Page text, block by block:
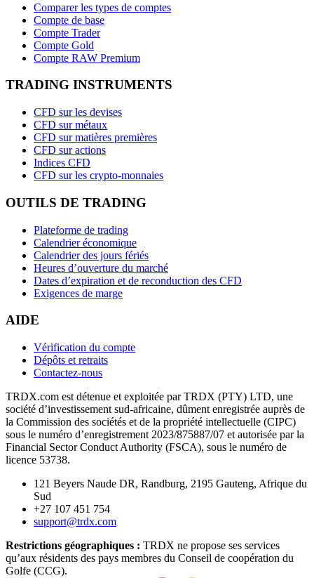
Comparer les types de comptes
Compte de base
Compte Trader
Compte Gold
Compte RAW Premium
TRADING INSTRUMENTS
CFD sur les devises
CFD sur métaux
CFD sur matières premières
CFD sur actions
Indices CFD
CFD sur les crypto-monnaies
OUTILS DE TRADING
Plateforme de trading
Calendrier économique
Calendrier des jours fériés
Heures d’ouverture du marché
Dates d’expiration et de reconduction des CFD
Exigences de marge
AIDE
Vérification du compte
Dépôts et retraits
Contactez-nous
TRDX.com est détenue et exploitée par TRDX (PTY) LTD, une
société d’investissement sud-africaine, dûment enregistrée auprès de
la Commission des sociétés et de la propriété intellectuelle (CIPC)
sous le numéro d’enregistrement 2023/875887/07 et autorisée par la
Financial Sector Conduct Authority (FSCA), sous le numéro de
licence 53738.
121 Beyers Naude DR, Randburg, 2195 Gauteng, Afrique du
Sud
+27 107 451 754
support@trdx.com
Restrictions géographiques : TRDX ne propose ses services
qu’aux résidents des pays membres du Conseil de coopération du
Golfe (CCG).